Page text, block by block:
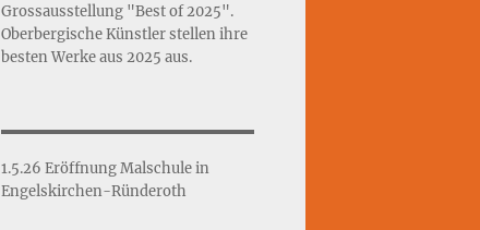
Grossausstellung "Best of 2025".
Oberbergische Künstler stellen ihre
besten Werke aus 2025 aus.
1.5.26 Eröffnung Malschule in
Engelskirchen-Ründeroth